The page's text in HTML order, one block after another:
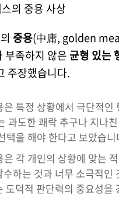
의 중용 사상
중용(中庸, golden
부족하지 않은 균형 있는
주장했습니다.
은 특정 상황에서 극단적
과도한 쾌락 추구나 지나
택을 해야 한다고 보았습니
은 각 개인의 상황에 맞는
하는 것과 너무 소극적
도덕적 판단력의 중요성을